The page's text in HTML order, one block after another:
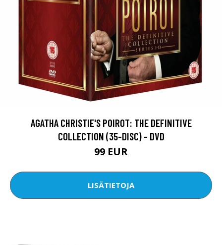
AGATHA CHRISTIE'S POIROT: THE DEFINITIVE
COLLECTION (35-DISC) - DVD
99 EUR
LISÄTIETOJA